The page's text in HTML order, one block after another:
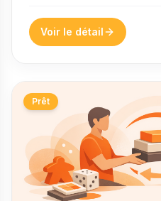
Voir le détail
Prêt